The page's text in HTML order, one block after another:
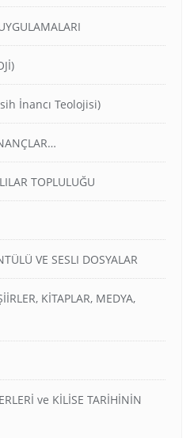
İnancı Teolojisi)
TOPLULUĞU
VE SESLI DOSYALAR
KİTAPLAR, MEDYA,
ve KİLİSE TARİHİNİN